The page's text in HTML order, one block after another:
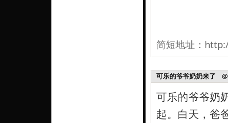
简短地址：
可乐的爷爷奶奶来了
可乐的爷爷奶
起。白天，爸